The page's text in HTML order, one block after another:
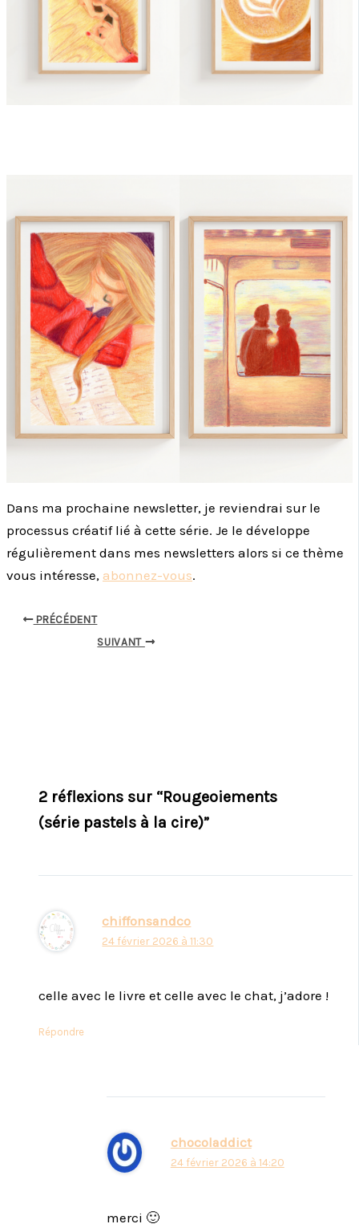
Dans ma prochaine newsletter, je reviendrai sur le
processus créatif lié à cette série. Je le développe
régulièrement dans mes newsletters alors si ce thème
vous intéresse, abonnez-vous.
PRÉCÉDENT
SUIVANT
2 réflexions sur “Rougeoiements
(série pastels à la cire)”
chiffonsandco
24 février 2026 à 11:30
celle avec le livre et celle avec le chat, j’adore !
Répondre
chocoladdict
24 février 2026 à 14:20
merci 🙂